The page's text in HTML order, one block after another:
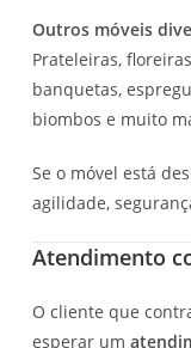
Outros móveis
Prateleiras,
banquetas,
biombos e muito
Se o móvel está
agilidade,
Atendimento
O cliente que
esperar um